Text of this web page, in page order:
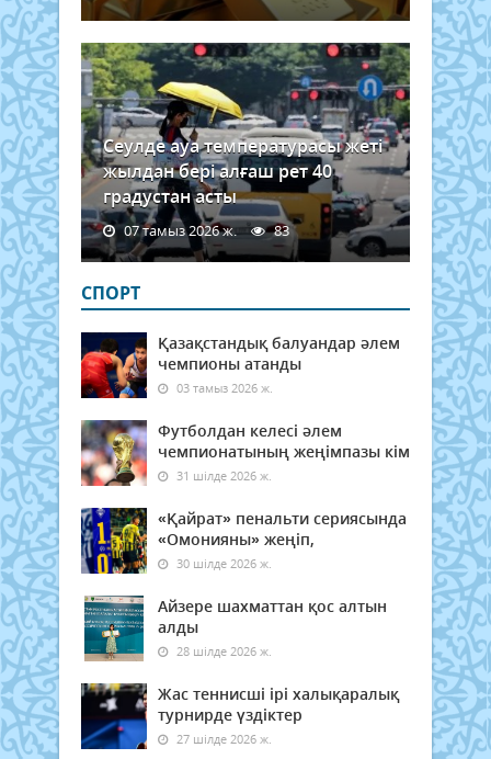
17-
18...
Сеулде ауа температурасы жеті
жылдан бері алғаш рет 40
градустан асты
07 тамыз 2026 ж. 83
СПОРТ
Қазақстандық балуандар әлем
чемпионы атанды
03 тамыз 2026 ж.
Футболдан келесі әлем
чемпионатының жеңімпазы кім
31 шілде 2026 ж.
«Қайрат» пенальти сериясында
«Омонияны» жеңіп,
30 шілде 2026 ж.
Айзере шахматтан қос алтын
алды
28 шілде 2026 ж.
Жас теннисші ірі халықаралық
турнирде үздіктер
27 шілде 2026 ж.